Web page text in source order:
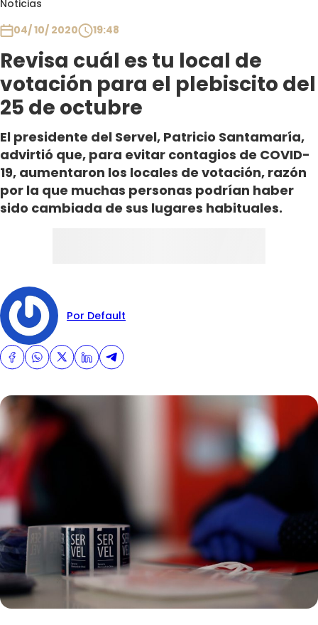
Noticias
04/ 10/ 2020
19:48
Revisa cuál es tu local de
votación para el plebiscito del
25 de octubre
El presidente del Servel, Patricio Santamaría,
advirtió que, para evitar contagios de COVID-
19, aumentaron los locales de votación, razón
por la que muchas personas podrían haber
sido cambiada de sus lugares habituales.
Por Default
Club De La Comedia
Contigo en Directo
Plan Perfecto
El Tiempo
Sabingo
Todos Los Programas